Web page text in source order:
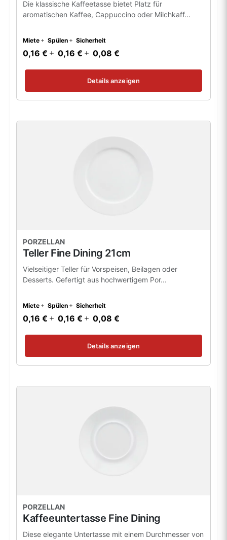
Die klassische Kaffeetasse bietet Platz für
aromatischen Kaffee, Cappuccino oder Milchkaff...
Miete Spülen Sicherheit
0,16 € 0,16 € 0,08 €
Details anzeigen
PORZELLAN
Teller Fine Dining 21cm
Vielseitiger Teller für Vorspeisen, Beilagen oder
Desserts. Gefertigt aus hochwertigem Por...
Miete Spülen Sicherheit
0,16 € 0,16 € 0,08 €
Details anzeigen
PORZELLAN
Kaffeeuntertasse Fine Dining
Diese elegante Untertasse mit einem Durchmesser von